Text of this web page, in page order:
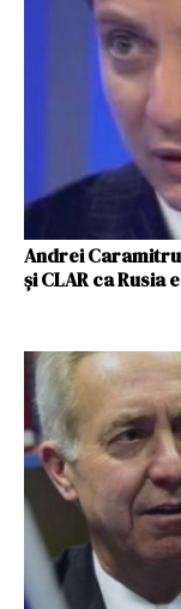
Andrei
și CLAR ca Rusia